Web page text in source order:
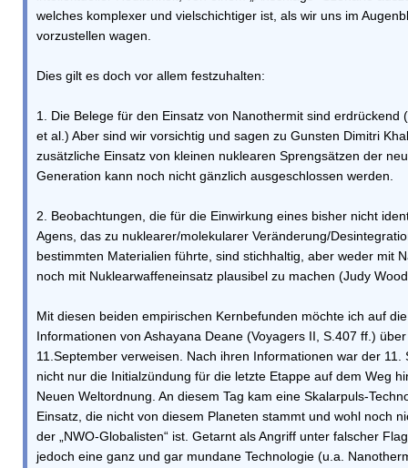
welches komplexer und vielschichtiger ist, als wir uns im
vorzustellen wagen.
Dies gilt es doch vor allem festzuhalten:
1. Die Belege für den Einsatz von Nanothermit sind erdrückend
et al.) Aber sind wir vorsichtig und sagen zu Gunsten Dimitri
zusätzliche Einsatz von kleinen nuklearen Sprengsätzen der
Generation kann noch nicht gänzlich ausgeschlossen werden.
2. Beobachtungen, die für die Einwirkung eines bisher nicht
Agens, das zu nuklearer/molekularer Veränderung/
bestimmten Materialien führte, sind stichhaltig, aber weder mit
noch mit Nuklearwaffeneinsatz plausibel zu machen (Judy
Mit diesen beiden empirischen Kernbefunden möchte ich auf die
Informationen von Ashayana Deane (Voyagers II, S.407 ff.)
11.September verweisen. Nach ihren Informationen war der 11.
nicht nur die Initialzündung für die letzte Etappe auf dem Weg
Neuen Weltordnung. An diesem Tag kam eine Skalarpuls-
Einsatz, die nicht von diesem Planeten stammt und wohl noch
der „NWO-Globalisten“ ist. Getarnt als Angriff unter falscher
jedoch eine ganz und gar mundane Technologie (u.a.